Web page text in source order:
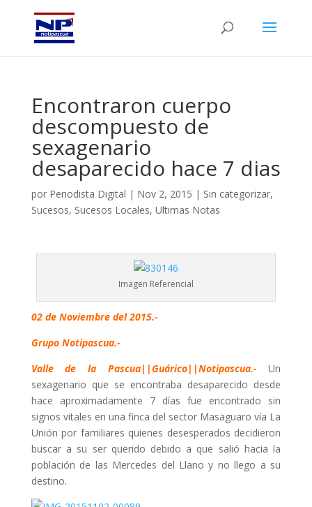
Encontraron cuerpo
descompuesto de
sexagenario
desaparecido hace 7 dias
por Periodista Digital | Nov 2, 2015 | Sin categorizar,
Sucesos, Sucesos Locales, Ultimas Notas
Imagen Referencial
02 de Noviembre del 2015.-
Grupo Notipascua.-
Valle de la Pascua||Guárico||Notipascua.-Un
sexagenario que se encontraba desaparecido desde
hace aproximadamente 7 días fue encontrado sin
signos vitales en una finca del sector Masaguaro vía La
Unión por familiares quienes desesperados decidieron
buscar a su ser querido debido a que salió hacia la
población de las Mercedes del Llano y no llego a su
destino.